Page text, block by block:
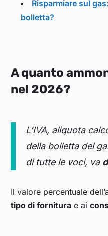
Risparmiare sul
bolletta?
A quanto
nel 2026?
L’IVA, aliquota
della bolletta del
di tutte le voci, va
Il valore percentuale
tipo di fornitura e ai